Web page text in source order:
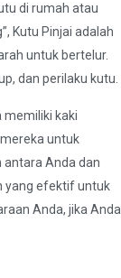
di rumah atau
Kutu Pinjai adalah
untuk bertelur.
dan perilaku kutu.
memiliki kaki
untuk
Anda dan
yang efektif untuk
Anda, jika Anda